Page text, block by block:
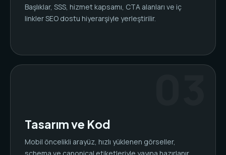
Başlıklar, SSS, hizmet kapsamı, CTA alanları ve iç
linkler SEO dostu hiyerarşiyle yerleştirilir.
Tasarım ve Kod
Mobil öncelikli arayüz, hızlı yüklenen görseller,